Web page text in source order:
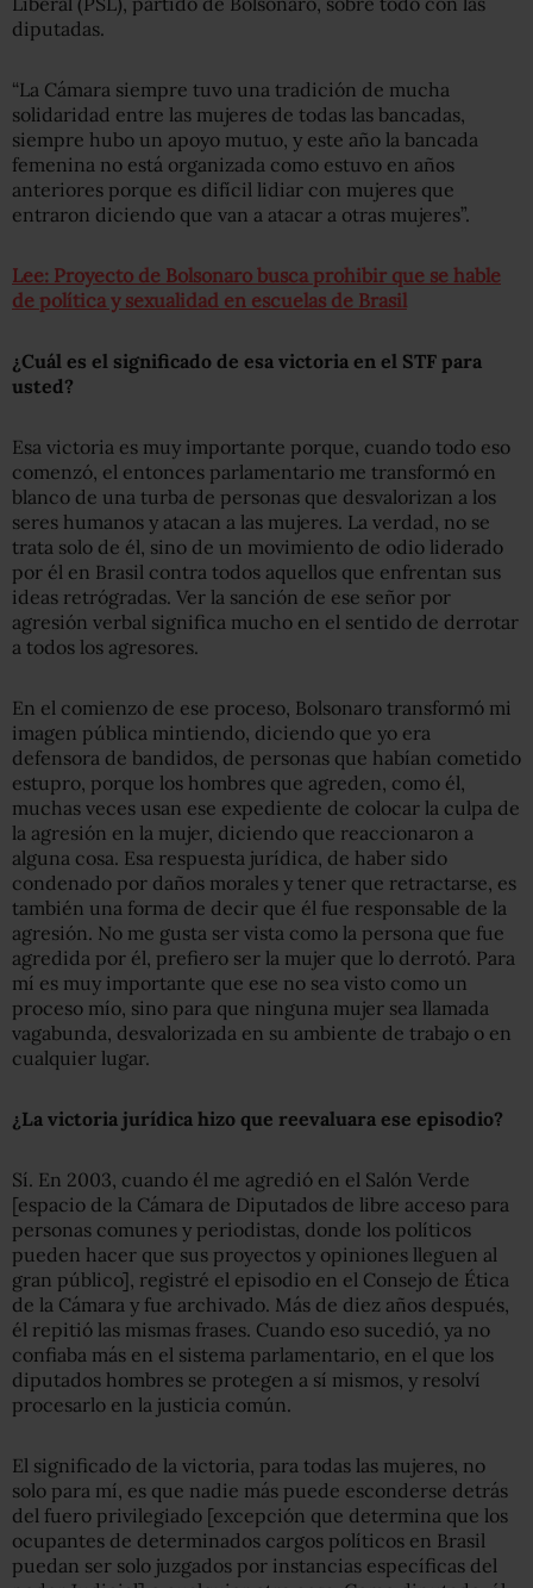
diputadas.
“La Cámara siempre tuvo una tradición de mucha
solidaridad entre las mujeres de todas las bancadas,
siempre hubo un apoyo mutuo, y este año la bancada
femenina no está organizada como estuvo en años
anteriores porque es difícil lidiar con mujeres que
entraron diciendo que van a atacar a otras mujeres”.
Lee: Proyecto de Bolsonaro busca prohibir que se hable
de política y sexualidad en escuelas de Brasil
¿Cuál es el significado de esa victoria en el STF para
usted?
Esa victoria es muy importante porque, cuando todo eso
comenzó, el entonces parlamentario me transformó en
blanco de una turba de personas que desvalorizan a los
seres humanos y atacan a las mujeres. La verdad, no se
trata solo de él, sino de un movimiento de odio liderado
por él en Brasil contra todos aquellos que enfrentan sus
ideas retrógradas. Ver la sanción de ese señor por
agresión verbal significa mucho en el sentido de derrotar
a todos los agresores.
En el comienzo de ese proceso, Bolsonaro transformó mi
imagen pública mintiendo, diciendo que yo era
defensora de bandidos, de personas que habían cometido
estupro, porque los hombres que agreden, como él,
muchas veces usan ese expediente de colocar la culpa de
la agresión en la mujer, diciendo que reaccionaron a
alguna cosa. Esa respuesta jurídica, de haber sido
condenado por daños morales y tener que retractarse, es
también una forma de decir que él fue responsable de la
agresión. No me gusta ser vista como la persona que fue
agredida por él, prefiero ser la mujer que lo derrotó. Para
mí es muy importante que ese no sea visto como un
proceso mío, sino para que ninguna mujer sea llamada
vagabunda, desvalorizada en su ambiente de trabajo o en
cualquier lugar.
¿La victoria jurídica hizo que reevaluara ese episodio?
Sí. En 2003, cuando él me agredió en el Salón Verde
[espacio de la Cámara de Diputados de libre acceso para
personas comunes y periodistas, donde los políticos
pueden hacer que sus proyectos y opiniones lleguen al
gran público], registré el episodio en el Consejo de Ética
de la Cámara y fue archivado. Más de diez años después,
él repitió las mismas frases. Cuando eso sucedió, ya no
confiaba más en el sistema parlamentario, en el que los
diputados hombres se protegen a sí mismos, y resolví
procesarlo en la justicia común.
El significado de la victoria, para todas las mujeres, no
solo para mí, es que nadie más puede esconderse detrás
del fuero privilegiado [excepción que determina que los
ocupantes de determinados cargos políticos en Brasil
puedan ser solo juzgados por instancias específicas del